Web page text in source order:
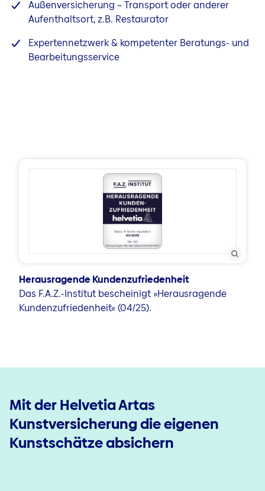
Außenversicherung – Transport oder anderer
Aufenthaltsort, z.B. Restaurator
Expertennetzwerk & kompetenter Beratungs- und
Bearbeitungsservice
Herausragende Kundenzufriedenheit
Das F.A.Z.-Institut bescheinigt »Herausragende
Kundenzufriedenheit« (04/25).
Mit der Helvetia Artas
Kunstversicherung die eigenen
Kunstschätze absichern